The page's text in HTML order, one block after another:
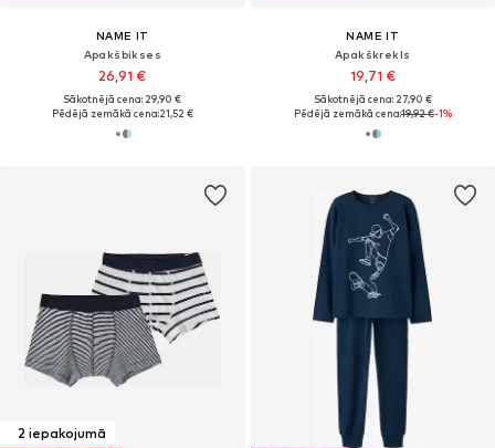
NAME IT
Apakšbikses
26,91 €
Sākotnējā cena: 29,90 €
Pēdējā zemākā cena:21,52 €
NAME IT
Apakškrekls
19,71 €
Sākotnējā cena: 27,90 €
Pēdējā zemākā cena:19,92 €-1%
2 iepakojumā